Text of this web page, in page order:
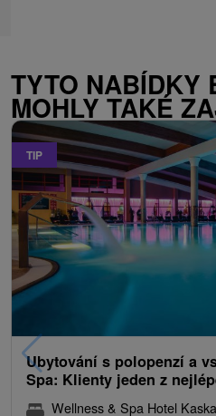
TYTO NABÍDKY
MOHLY TAKÉ
TIP
Ubytování s polopenzí a
Spa: Klienty jeden z
Wellness & Spa Hotel